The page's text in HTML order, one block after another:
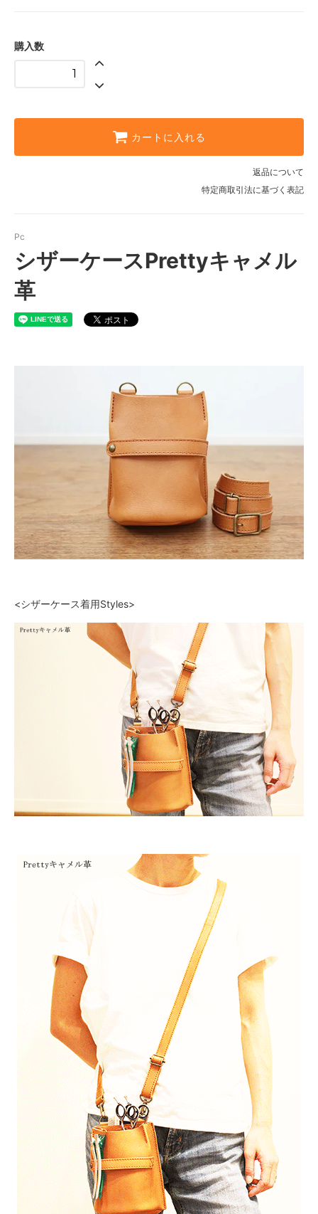
購入数
カートに入れる
返品について
特定商取引法に基づく表記
Pc
シザーケースPrettyキャメル
革
<シザーケース着用Styles>